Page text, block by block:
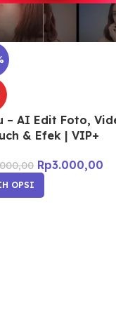
– AI Edit Foto,
& Efek | VIP+
Rp3.000,00
OPSI